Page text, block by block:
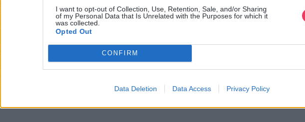
I want to opt-out of Collection, Use, Retention, Sale, and/or Sharing
of my Personal Data that Is Unrelated with the Purposes for which it
was collected.
Opted Out
CONFIRM
Data Deletion Data Access Privacy Policy
partenariat avecCapte
Plantation et la Transition
plateforme de SMS décarboné.